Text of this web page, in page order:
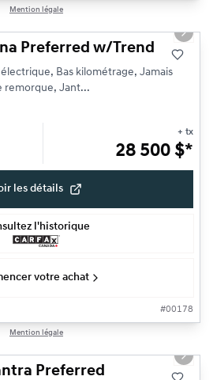
Mention légale
Next
Preferred w/Trend
Bas kilométrage, Jamais
remorque, Jant...
+ tx
28 500 $*
les détails
l'historique
votre achat
#00178
Mention légale
Next
Preferred